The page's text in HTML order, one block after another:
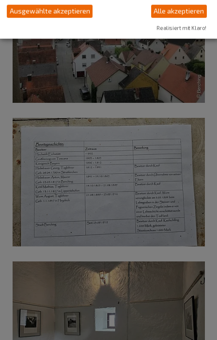
Ausgewählte akzeptieren Alle akzeptieren
Realisiert mit Klaro!